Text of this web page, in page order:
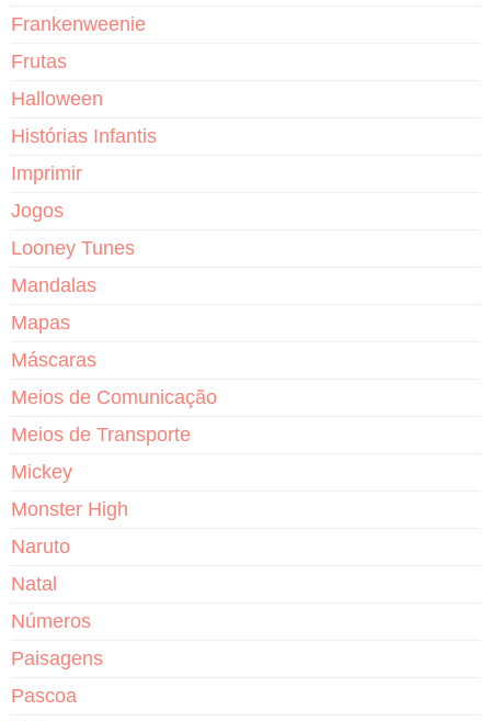
Frankenweenie
Frutas
Halloween
Histórias Infantis
Imprimir
Jogos
Looney Tunes
Mandalas
Mapas
Máscaras
Meios de Comunicação
Meios de Transporte
Mickey
Monster High
Naruto
Natal
Números
Paisagens
Pascoa